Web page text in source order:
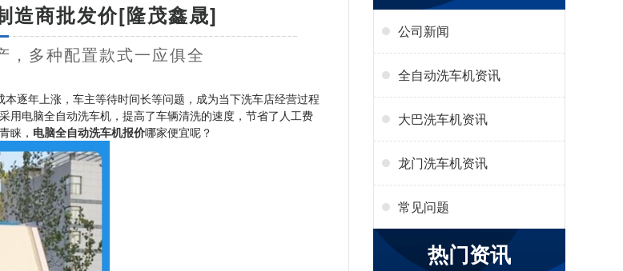
造商批发价[隆茂鑫晟]
，多种配置款式一应俱全
逐年上涨，车主等待时间长等问题，成为当下洗车店经营过程
用电脑全自动洗车机，提高了车辆清洗的速度，节省了人工费
睐， 电脑全自动洗车机报价哪家便宜呢？
公司新闻
全自动洗车机资讯
大巴洗车机资讯
龙门洗车机资讯
常见问题
热门资讯